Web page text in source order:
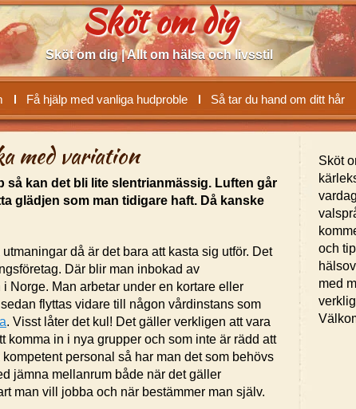
Sköt om dig
Sköt om dig | Allt om hälsa och livsstil
Få hjälp med vanliga hudproble Så tar du hand om ditt hår
med variation
så kan det bli lite slentrianmässig. Luften går
glädjen som man tidigare haft. Då kanske
då är det bara att kasta sig utför. Det
Där blir man inbokad av
Norge. Man arbetar under en kortare eller
flyttas vidare till någon vårdinstans som
. Visst låter det kul! Det gäller verkligen att vara
komma in i nya grupper och som inte är rädd att
personal så har man det som behövs
jämna mellanrum både när det gäller
man vill jobba och när bestämmer man själv.
Sköt
och
med